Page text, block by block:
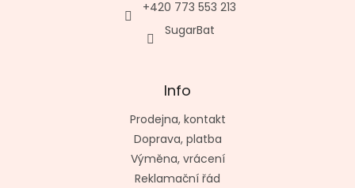
+420 773 553 213
SugarBat
Info
Prodejna, kontakt
Doprava, platba
Výměna, vrácení
Reklamační řád